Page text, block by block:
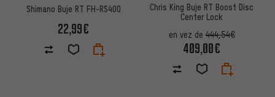
Shimano Buje RT FH-RS400
22,99€
Chris King Buje RT Boost Disc
Center Lock
en vez de444,54€
409,00€